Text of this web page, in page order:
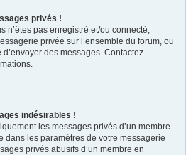
privés !
n’êtes pas enregistré et/ou connecté,
privée sur l’ensemble du forum, ou
d’envoyer des messages. Contactez
indésirables !
les messages privés d’un membre
dans les paramètres de votre messagerie
privés abusifs d’un membre en